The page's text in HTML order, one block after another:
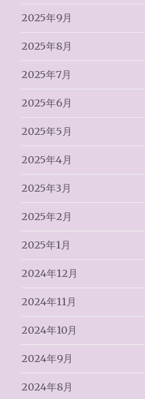
2025年9月
2025年8月
2025年7月
2025年6月
2025年5月
2025年4月
2025年3月
2025年2月
2025年1月
2024年12月
2024年11月
2024年10月
2024年9月
2024年8月